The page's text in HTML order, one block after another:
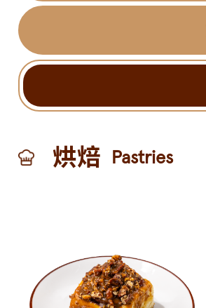
烘焙 Pastries